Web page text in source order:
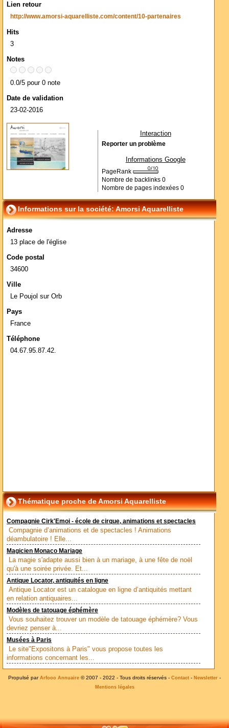
Lien retour
http://www.amorsi-aquarelliste.com/content/10-partenaires
Hits
3
Notes
0.0/5 pour 0 note
Date de validation
23-02-2016
Interaction
Reporter un problème
Informations Google
PageRank
Nombre de backlinks 0
Nombre de pages indexées 0
Informations sur la société: Amorsi Aquarelliste
Adresse
13 place de l'église
Code postal
34600
Ville
Le Poujol sur Orb
Pays
France
Téléphone
04.67.95.87.42.
Thématique proche de Amorsi Aquarelliste
Compagnie Cirk'Emoi - école de cirque, animations et spectacles
Compagnie d’animations et de spectacles ! Animations
déambulatoire ! Elle...
Magicien Monaco Mariage
La magie s'adapte aussi bien à un mariage, à une fête de noël
qu'à une soirée privée. Et...
Antique Locator, antiquités en ligne
Antique Locator est un catalogue en ligne d’antiquités mettant
en relation antiquaires...
Modèles de tatouage éphémère
Vous souhaitez trouver un modèle de tatouage éphémère? Vous
devriez penser à...
Musées à Paris
Le site"Expositons à Paris" vous propose toutes les
informations concernant les...
Propulsé par Arfooo Annuaire © 2007 - 2022 - Tous droits réservés - Contact - Newsletter -
Mentions légales